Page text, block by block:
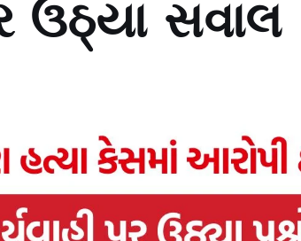
ઉઠ્યા સવાલ